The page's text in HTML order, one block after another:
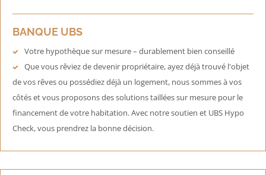
BANQUE UBS
Votre hypothèque sur mesure – durablement bien conseillé
Que vous rêviez de devenir propriétaire, ayez déjà trouvé l'objet
de vos rêves ou possédiez déjà un logement, nous sommes à vos
côtés et vous proposons des solutions taillées sur mesure pour le
financement de votre habitation. Avec notre soutien et UBS Hypo
Check, vous prendrez la bonne décision.